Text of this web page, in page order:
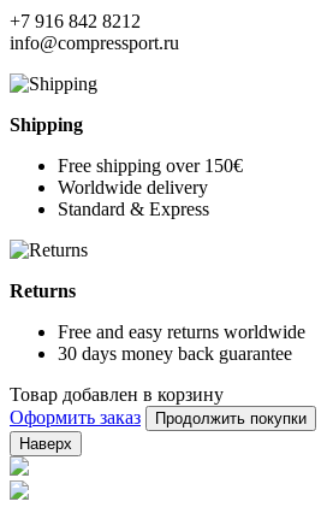
+7 916 842 8212
info@compressport.ru
Shipping
Free shipping over 150€
Worldwide delivery
Standard & Express
Returns
Free and easy returns worldwide
30 days money back guarantee
Товар добавлен в корзину
Оформить заказ
Продолжить покупки
Наверх